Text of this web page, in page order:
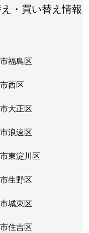
・買い替え情報
福島区
西区
大正区
浪速区
東淀川区
生野区
城東区
住吉区